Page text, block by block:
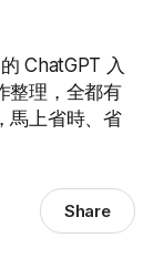
ChatGPT 入
整理，全都有
馬上省時、省
Share